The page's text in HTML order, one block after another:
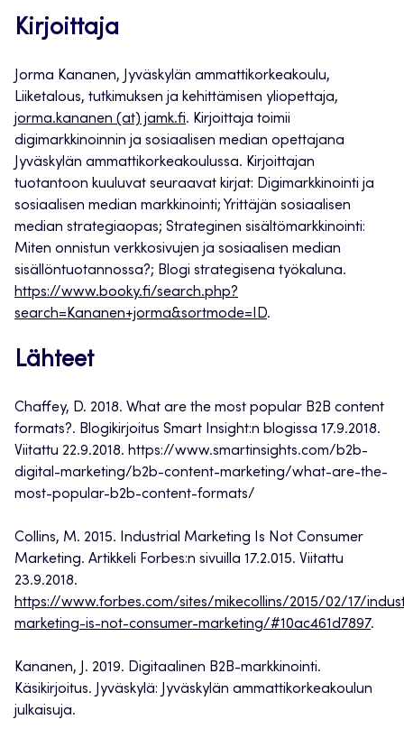
Kirjoittaja
Jorma Kananen, Jyväskylän ammattikorkeakoulu,
Liiketalous, tutkimuksen ja kehittämisen yliopettaja,
jorma.kananen (at) jamk.fi. Kirjoittaja toimii
digimarkkinoinnin ja sosiaalisen median opettajana
Jyväskylän ammattikorkeakoulussa. Kirjoittajan
tuotantoon kuuluvat seuraavat kirjat: Digimarkkinointi ja
sosiaalisen median markkinointi; Yrittäjän sosiaalisen
median strategiaopas; Strateginen sisältömarkkinointi:
Miten onnistun verkkosivujen ja sosiaalisen median
sisällöntuotannossa?; Blogi strategisena työkaluna.
https://www.booky.fi/search.php?
search=Kananen+jorma&sortmode=ID.
Lähteet
Chaffey, D. 2018. What are the most popular B2B content
formats?. Blogikirjoitus Smart Insight:n blogissa 17.9.2018.
Viitattu 22.9.2018. https://www.smartinsights.com/b2b-
digital-marketing/b2b-content-marketing/what-are-the-
most-popular-b2b-content-formats/
Collins, M. 2015. Industrial Marketing Is Not Consumer
Marketing. Artikkeli Forbes:n sivuilla 17.2.015. Viitattu
23.9.2018.
https://www.forbes.com/sites/mikecollins/2015/02/17/
marketing-is-not-consumer-marketing/#10ac461d7897.
Kananen, J. 2019. Digitaalinen B2B-markkinointi.
Käsikirjoitus. Jyväskylä: Jyväskylän ammattikorkeakoulun
julkaisuja.